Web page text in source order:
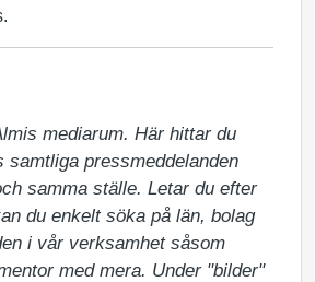
mediarum. Här hittar du
samtliga pressmeddelanden
samma ställe. Letar du efter
du enkelt söka på län, bolag
i vår verksamhet såsom
med mera. Under "bilder"